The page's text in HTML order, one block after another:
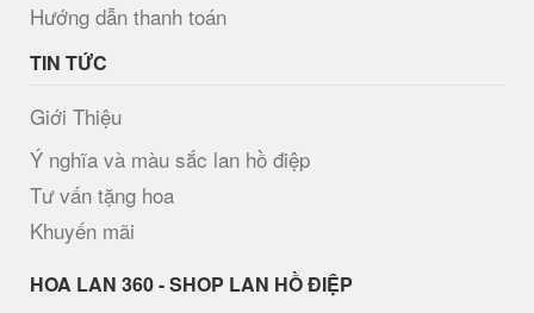
Hướng dẫn thanh toán
TIN TỨC
Giới Thiệu
Ý nghĩa và màu sắc lan hồ điệp
Tư vấn tặng hoa
Khuyến mãi
H​OA LAN 360 - SHOP LAN HỒ ĐIỆP